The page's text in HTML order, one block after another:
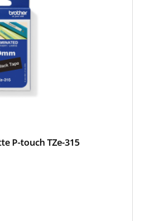
P-touch TZe-315